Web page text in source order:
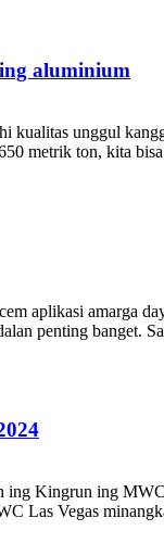
aluminium
unggul
metrik ton, kita
aplikasi amarga
penting banget.
Kingrun ing
Las Vegas